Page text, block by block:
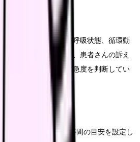
まり、意識レベル、呼吸状態、循環動
に評価します。また、患者さんの訴え
し合わせながら、緊急度を判断してい
し、それぞれの待機時間の目安を設定し